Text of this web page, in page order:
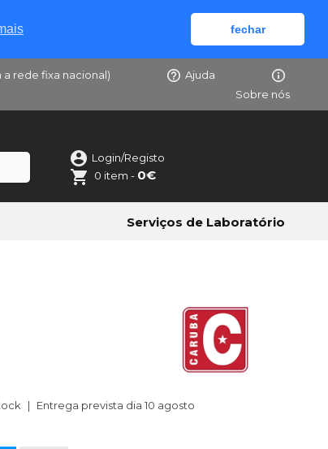
fechar
a rede fixa nacional)
Ajuda
Sobre nós
Login/Registo
0 item - 0€
Serviços de Laboratório
Entrega prevista dia 10 agosto